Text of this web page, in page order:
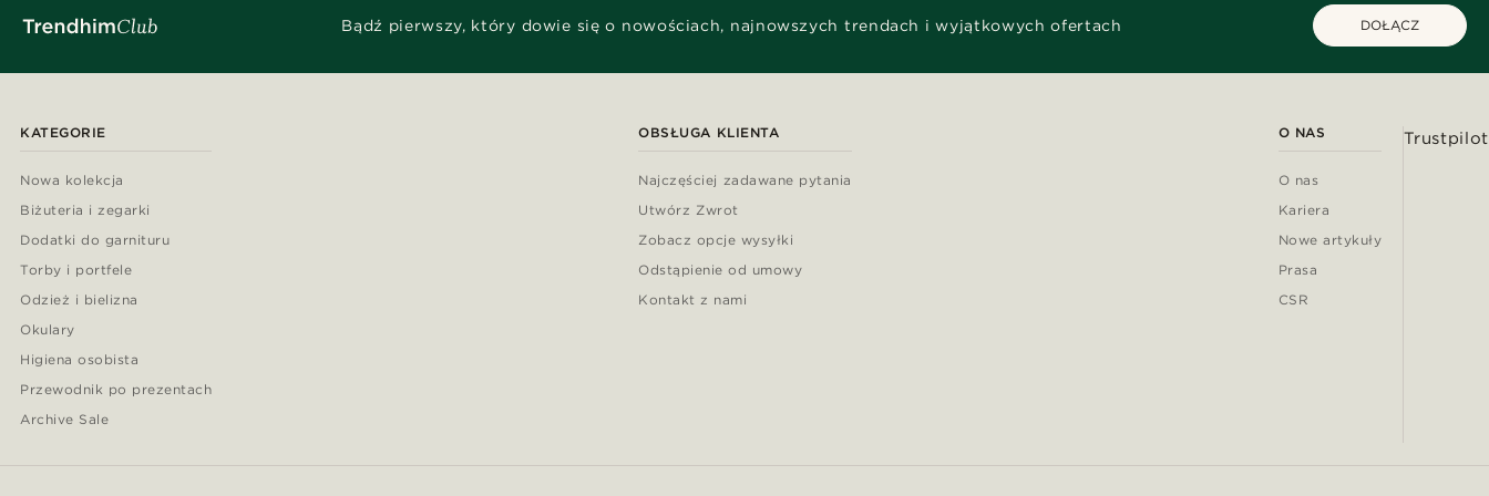
Bądź pierwszy, który dowie się o nowościach, najnowszych trendach i wyjątkowych ofertach DOŁĄCZ
KATEGORIE
Nowa kolekcja
Biżuteria i zegarki
Dodatki do garnituru
Torby i portfele
Odzież i bielizna
Okulary
Higiena osobista
Przewodnik po prezentach
Archive Sale
OBSŁUGA KLIENTA
Najczęściej zadawane pytania
Utwórz Zwrot
Zobacz opcje wysyłki
Odstąpienie od umowy
Kontakt z nami
O NAS
O nas
Kariera
Nowe artykuły
Prasa
CSR
Trustpilot